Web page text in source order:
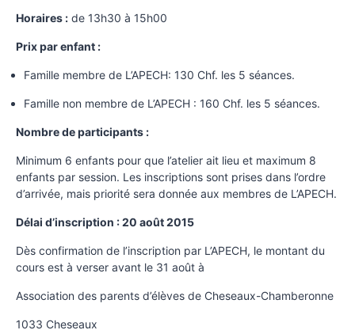
Horaires : de 13h30 à 15h00
Prix par enfant :
Famille membre de L’APECH: 130 Chf. les 5 séances.
Famille non membre de L’APECH : 160 Chf. les 5 séances.
Nombre de participants :
Minimum 6 enfants pour que l’atelier ait lieu et maximum 8
enfants par session. Les inscriptions sont prises dans l’ordre
d’arrivée, mais priorité sera donnée aux membres de L’APECH.
Délai d’inscription : 20 août 2015
Dès confirmation de l’inscription par L’APECH, le montant du
cours est à verser avant le 31 août à
Association des parents d’élèves de Cheseaux-Chamberonne
1033 Cheseaux